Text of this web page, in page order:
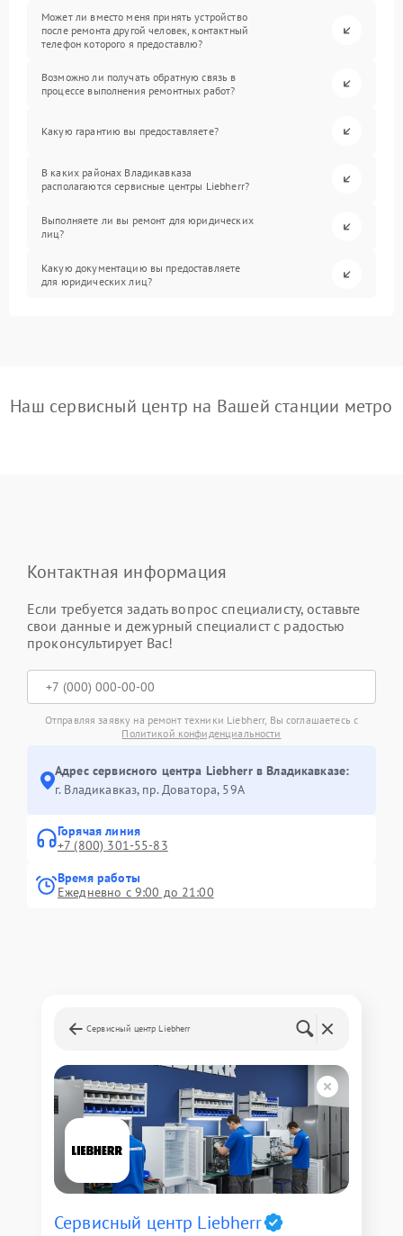
Может ли вместо меня принять устройство
после ремонта другой человек, контактный
телефон которого я предоставлю?
Возможно ли получать обратную связь в
процессе выполнения ремонтных работ?
Какую гарантию вы предоставляете?
В каких районах Владикавказа
располагаются сервисные центры Liebherr?
Выполняете ли вы ремонт для юридических
лиц?
Какую документацию вы предоставляете
для юридических лиц?
Наш сервисный центр на Вашей станции метро
Контактная информация
Если требуется задать вопрос специалисту, оставьте
свои данные и дежурный специалист с радостью
проконсультирует Вас!
Отправляя заявку на ремонт техники Liebherr, Вы соглашаетесь с
Политикой конфиденциальности
Адрес сервисного центра Liebherr в Владикавказе:
г. Владикавказ, пр. Доватора, 59А
Горячая линия
+7 (800) 301-55-83
Время работы
Ежедневно с 9:00 до 21:00
Сервисный центр Liebherr
Сервисный центр Liebherr